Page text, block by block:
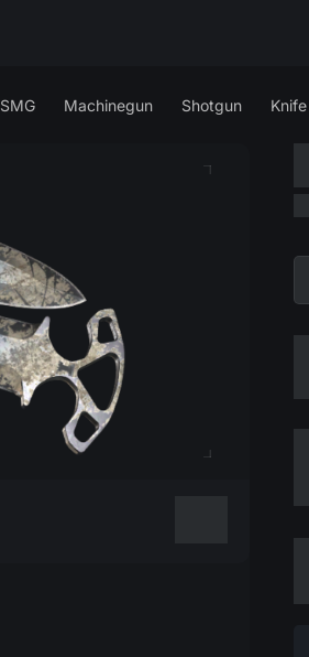
SMG Machinegun Shotgun Knife